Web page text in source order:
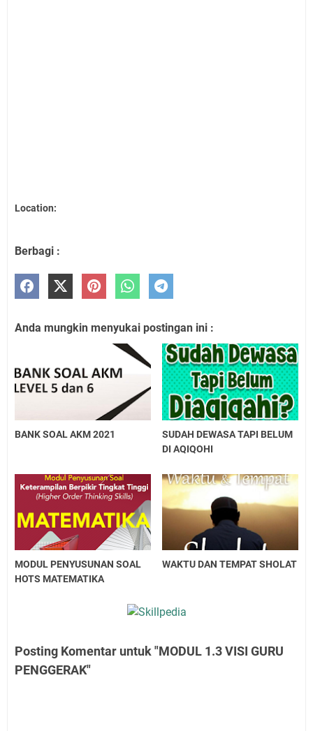
Location:
Berbagi :
Anda mungkin menyukai postingan ini :
BANK SOAL AKM 2021
SUDAH DEWASA TAPI BELUM
DI AQIQOHI
MODUL PENYUSUNAN SOAL
HOTS MATEMATIKA
WAKTU DAN TEMPAT SHOLAT
Posting Komentar untuk "MODUL 1.3 VISI GURU
PENGGERAK"